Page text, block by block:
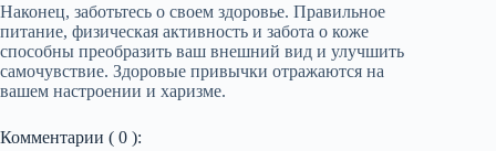
Наконец, заботьтесь о своем здоровье. Правильное
питание, физическая активность и забота о коже
способны преобразить ваш внешний вид и улучшить
самочувствие. Здоровые привычки отражаются на
вашем настроении и харизме.
Комментарии ( 0 ):